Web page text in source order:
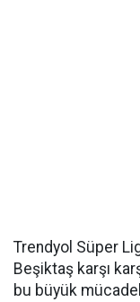
Trendyol Süper
Beşiktaş karşı
bu büyük